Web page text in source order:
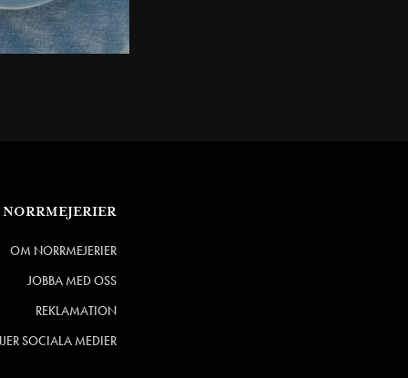
NORRMEJERIER
OM NORRMEJERIER
JOBBA MED OSS
REKLAMATION
SOCIALA MEDIER